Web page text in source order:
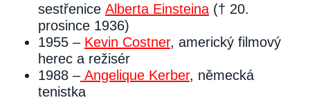
sestřenice Alberta Einsteina († 20.
prosince 1936)
1955 – Kevin Costner, americký filmový
herec a režisér
1988 –Angelique Kerber, německá
tenistka